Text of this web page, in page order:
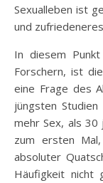
Sexualleben ist
und
In diesem
Forschern, ist
eine Frage des
jüngsten
mehr Sex, als 30
zum ersten
absoluter
Häufigkeit nicht